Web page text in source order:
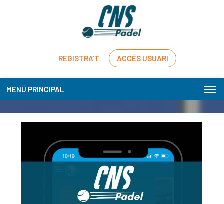
REGISTRA'T ACCÉS USUARI
MENÚ PRINCIPAL